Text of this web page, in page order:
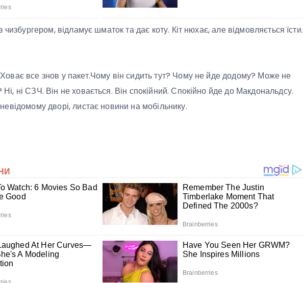
чизбургером, відламує шматок та дає коту. Кіт нюхає, але відмовляється їсти.
все знов у пакет.Чому він сидить тут? Чому не йде додому? Може не
ні СЗЧ. Він не ховається. Він спокійний. Спокійно йде до Макдональдсу.
дворі, листає новини на мобільнику.